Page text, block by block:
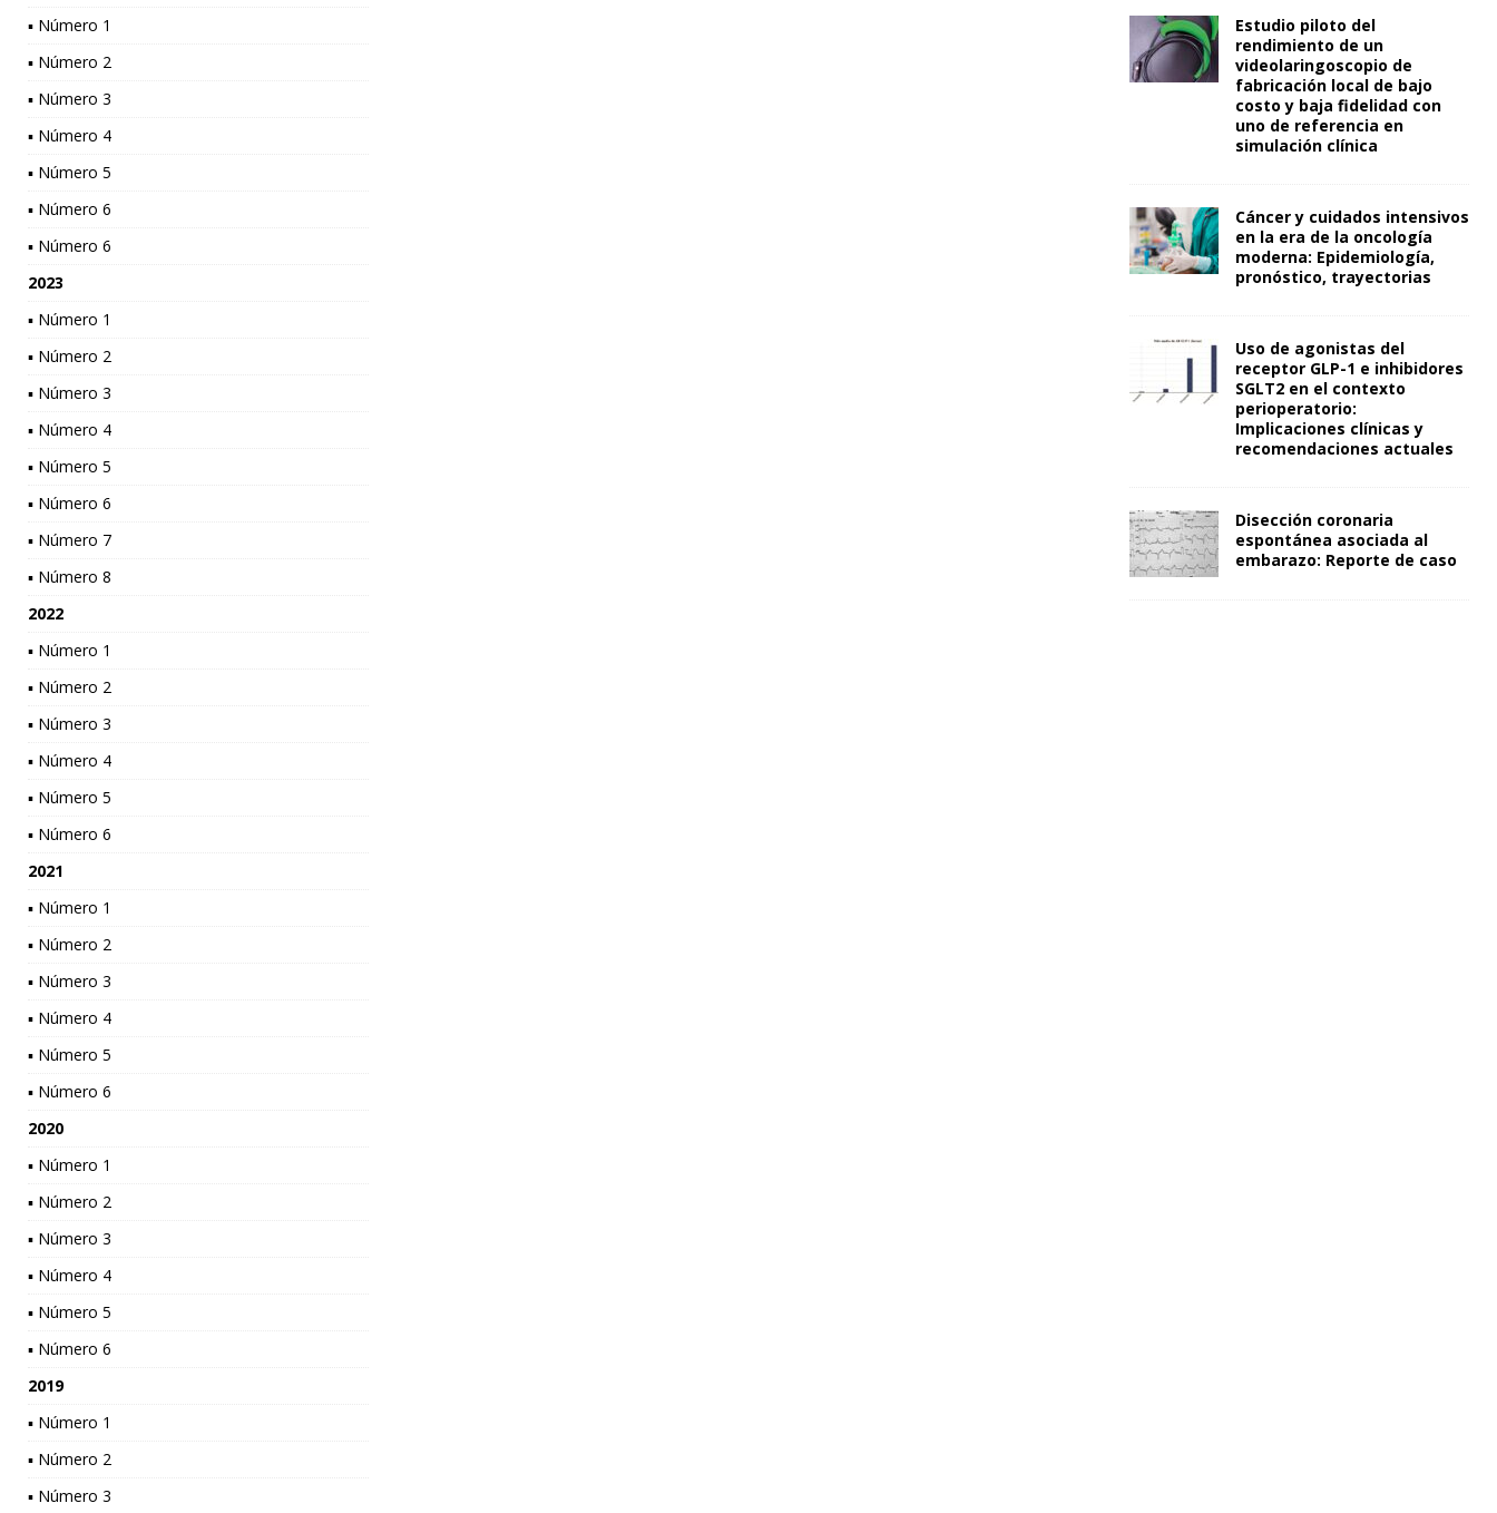
▪ Número 1
▪ Número 2
▪ Número 3
▪ Número 4
▪ Número 5
▪ Número 6
▪ Número 6
2023
▪ Número 1
▪ Número 2
▪ Número 3
▪ Número 4
▪ Número 5
▪ Número 6
▪ Número 7
▪ Número 8
2022
▪ Número 1
▪ Número 2
▪ Número 3
▪ Número 4
▪ Número 5
▪ Número 6
2021
▪ Número 1
▪ Número 2
▪ Número 3
▪ Número 4
▪ Número 5
▪ Número 6
2020
▪ Número 1
▪ Número 2
▪ Número 3
▪ Número 4
▪ Número 5
▪ Número 6
2019
▪ Número 1
▪ Número 2
▪ Número 3
Estudio piloto del
rendimiento de un
videolaringoscopio de
fabricación local de bajo
costo y baja fidelidad con
uno de referencia en
simulación clínica
Cáncer y cuidados intensivos
en la era de la oncología
moderna: Epidemiología,
pronóstico, trayectorias
Uso de agonistas del
receptor GLP-1 e inhibidores
SGLT2 en el contexto
perioperatorio:
Implicaciones clínicas y
recomendaciones actuales
Disección coronaria
espontánea asociada al
embarazo: Reporte de caso